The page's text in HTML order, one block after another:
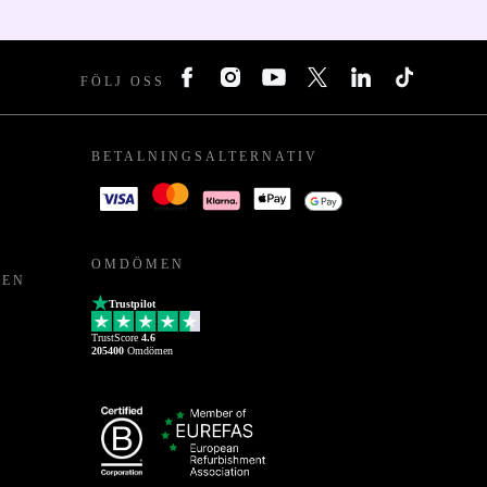
FÖLJ OSS
BETALNINGSALTERNATIV
OMDÖMEN
Trustpilot
TrustScore 4.6
205400 Omdömen